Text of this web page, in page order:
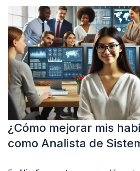
¿Cómo mejorar mis
como Analista de